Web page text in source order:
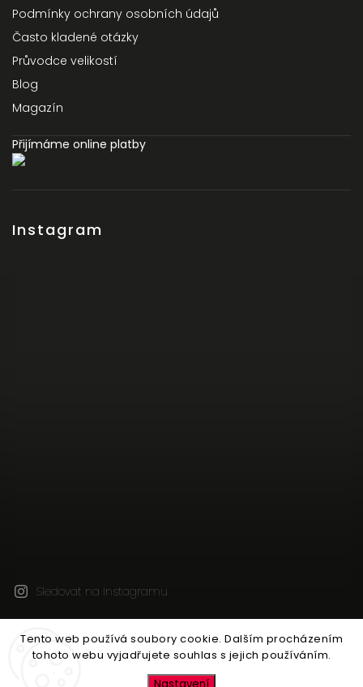
Tento web používá soubory cookie. Dalším procházením
tohoto webu vyjadřujete souhlas s jejich používáním.
Podmínky ochrany osobních údajů
Často kladené otázky
Průvodce velikostí
Blog
Magazín
Přijímáme online platby
Instagram
Sledovat na Instagramu
Copyright 2026Jen tak z lásky. Všechna práva
vyhrazena.
Upravit nastavení cookies